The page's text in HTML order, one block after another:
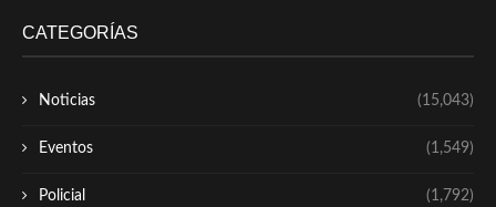
CATEGORÍAS
Noticias (15,043)
Eventos (1,549)
Policial (1,792)